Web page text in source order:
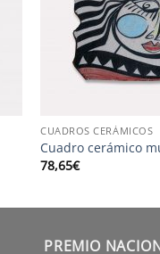
CUADROS CERÁMICOS
Cuadro cerámico
78,65€
PREMIO